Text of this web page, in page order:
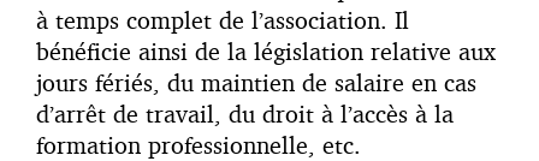
à temps complet de l’association. Il
bénéficie ainsi de la législation relative aux
jours fériés, du maintien de salaire en cas
d’arrêt de travail, du droit à l’accès à la
formation professionnelle, etc.